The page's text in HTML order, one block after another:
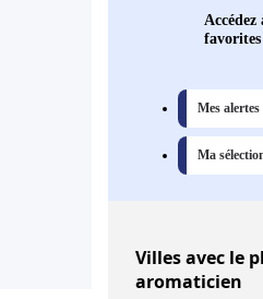
Accédez
favorites
Mes
Ma
Villesavec le
aromaticien